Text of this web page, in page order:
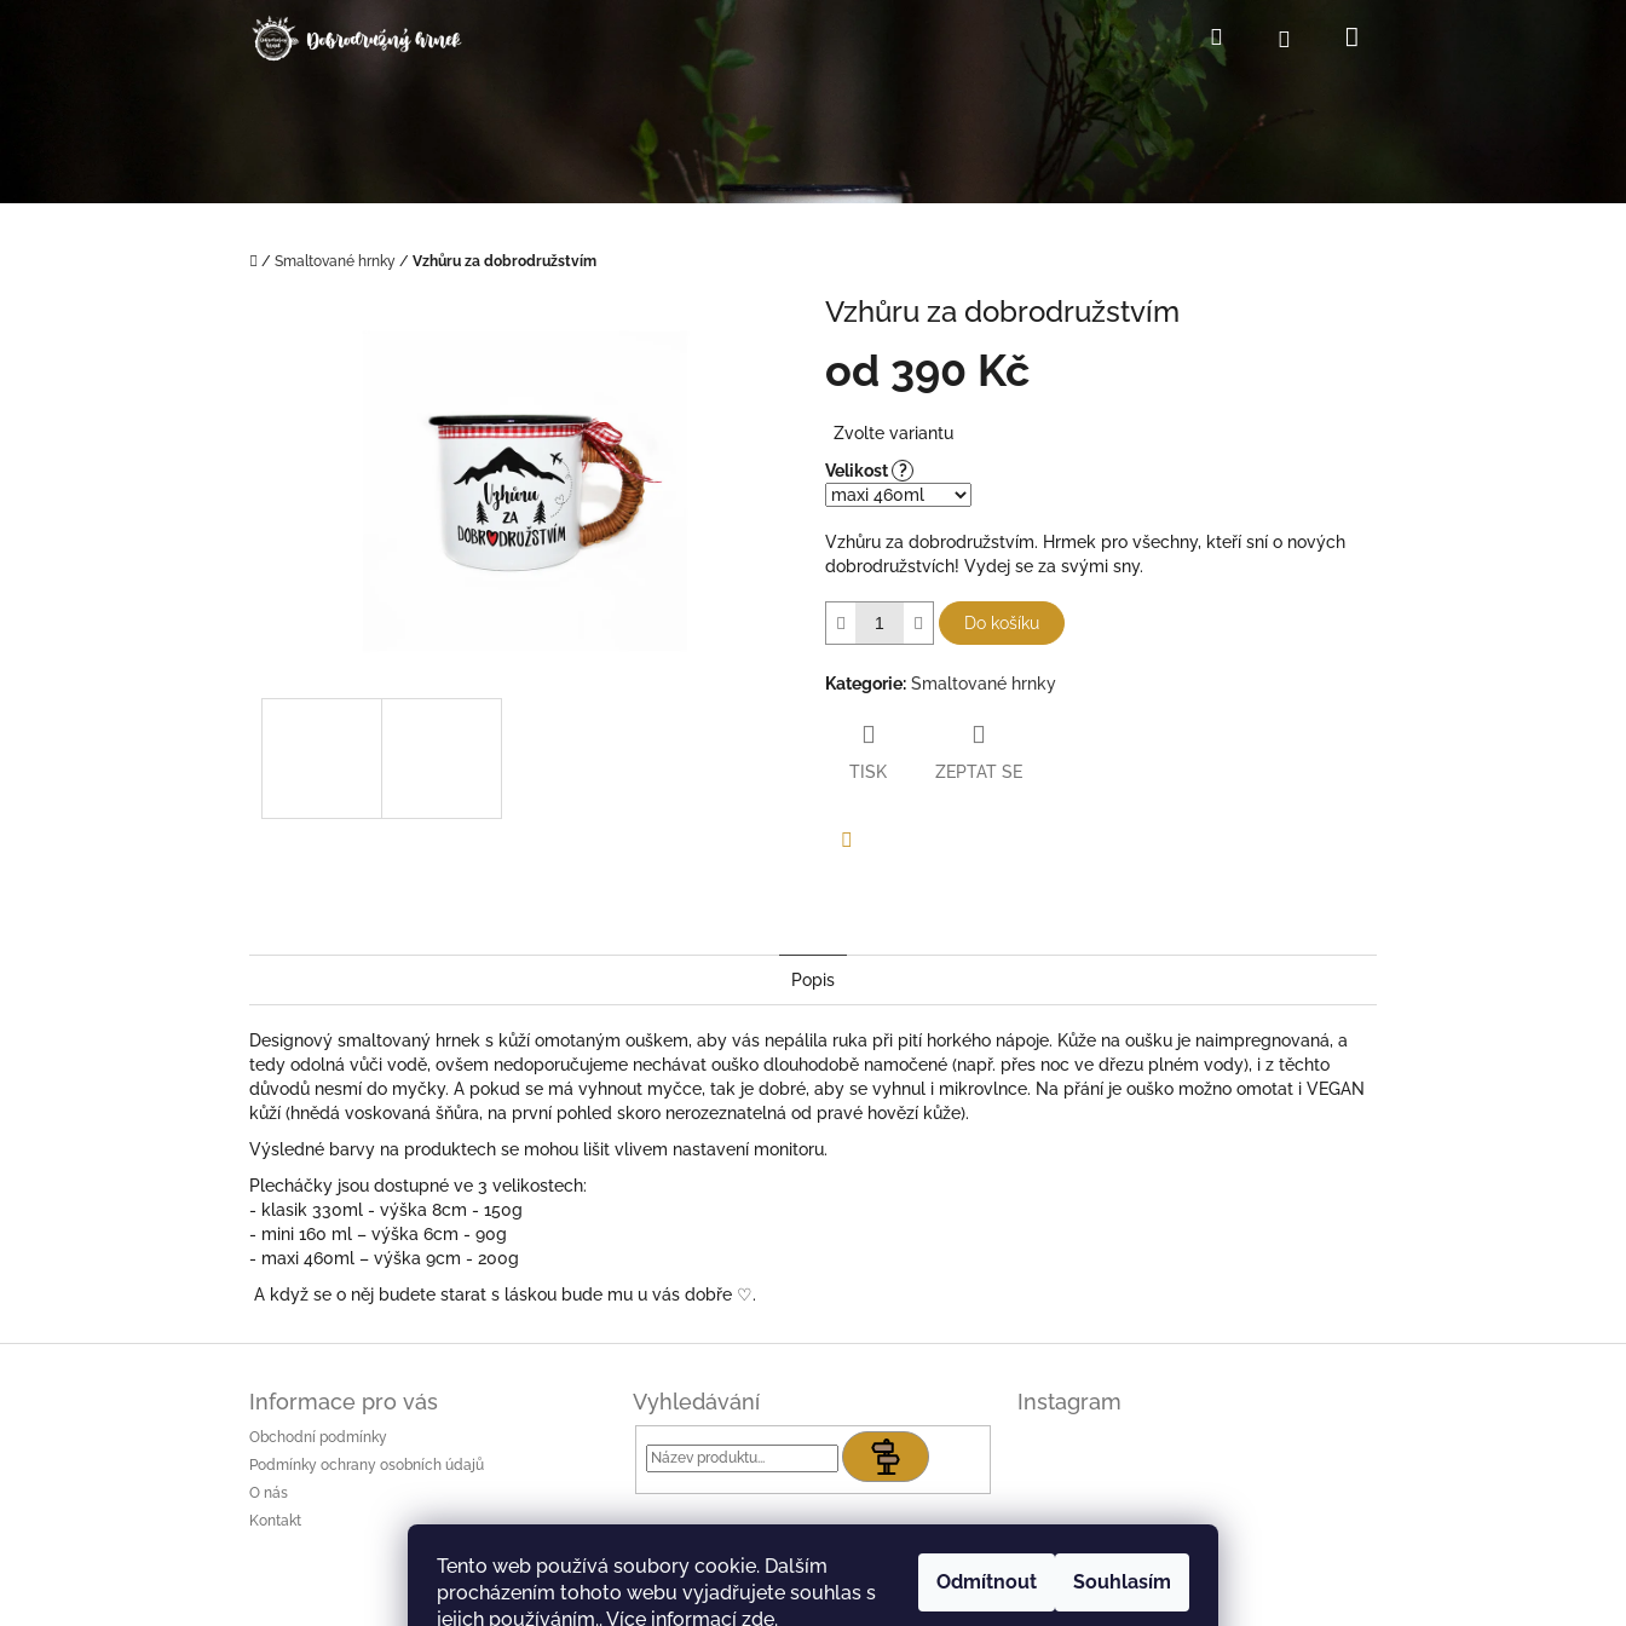
Tento web používá soubory cookie. Dalším
procházením tohoto webu vyjadřujete souhlas s
jejich používáním.. Více informací zde.
Odmítnout Souhlasím
HledatPřihlášení
Domů
/ Smaltované hrnky / Vzhůru za dobrodružstvím
Vzhůru za dobrodružstvím
od 390 Kč
cena:
Zvolte variantu
Velikost ?
Vzhůru za dobrodružstvím. Hrmek pro všechny, kteří sní o nových
dobrodružstvích! Vydej se za svými sny.
Do košíku
Kategorie: Smaltované hrnky
TISK ZEPTAT SE
Popis
Designový smaltovaný hrnek s kůží omotaným ouškem, aby vás nepálila ruka při pití horkého nápoje. Kůže na oušku je naimpregnovaná, a
tedy odolná vůči vodě, ovšem nedoporučujeme nechávat ouško dlouhodobě namočené (např. přes noc ve dřezu plném vody), i z těchto
důvodů nesmí do myčky. A pokud se má vyhnout myčce, tak je dobré, aby se vyhnul i mikrovlnce. Na přání je ouško možno omotat i VEGAN
kůží (hnědá voskovaná šňůra, na první pohled skoro nerozeznatelná od pravé hovězí kůže).
Výsledné barvy na produktech se mohou lišit vlivem nastavení monitoru.
Plecháčky jsou dostupné ve 3 velikostech:
- klasik 330ml - výška 8cm - 150g
- mini 160 ml – výška 6cm - 90g
- maxi 460ml – výška 9cm - 200g
A když se o něj budete starat s láskou bude mu u vás dobře ♡.
Informace pro vás
Obchodní podmínky
Podmínky ochrany osobních údajů
O nás
Kontakt
Vyhledávání
Hledat
Instagram